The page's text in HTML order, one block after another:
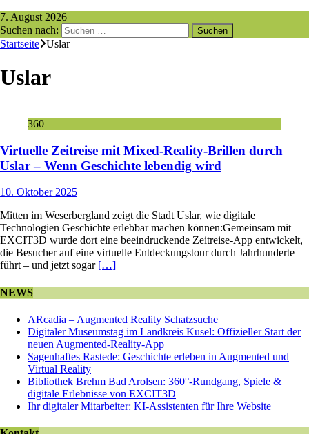
7. August 2026
Suchen nach:
Startseite Uslar
Uslar
360
Virtuelle Zeitreise mit Mixed-Reality-Brillen durch
Uslar – Wenn Geschichte lebendig wird
10. Oktober 2025
Mitten im Weserbergland zeigt die Stadt Uslar, wie digitale
Technologien Geschichte erlebbar machen können:Gemeinsam mit
EXCIT3D wurde dort eine beeindruckende Zeitreise-App entwickelt,
die Besucher auf eine virtuelle Entdeckungstour durch Jahrhunderte
führt – und jetzt sogar […]
NEWS
ARcadia – Augmented Reality Schatzsuche
Digitaler Museumstag im Landkreis Kusel: Offizieller Start der
neuen Augmented-Reality-App
Sagenhaftes Rastede: Geschichte erleben in Augmented und
Virtual Reality
Bibliothek Brehm Bad Arolsen: 360°-Rundgang, Spiele &
digitale Erlebnisse von EXCIT3D
Ihr digitaler Mitarbeiter: KI-Assistenten für Ihre Website